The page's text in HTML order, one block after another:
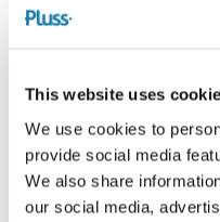
This website uses
We use cookies to
provide social media
We also share
our social media,
prædefinerede
store
og CARE
komplekse
både et ønske
resultaterne af